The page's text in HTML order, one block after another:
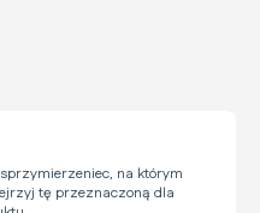
na którym
tę przeznaczoną dla